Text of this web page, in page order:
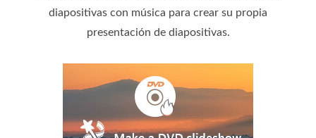
diapositivas con música para crear su propia
presentación de diapositivas.